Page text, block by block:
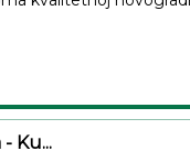
Ku...